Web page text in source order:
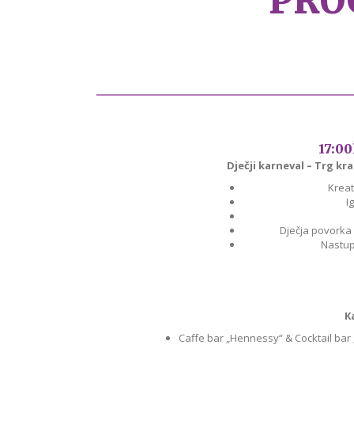
Dječji karneval – Trg
Dječja
Caffe bar „Hennessy“ & Cocktail bar